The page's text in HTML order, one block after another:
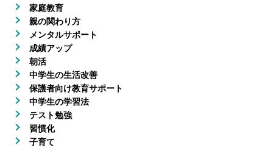
家庭教育
親の関わり方
メンタルサポート
成績アップ
朝活
中学生の生活改善
保護者向け教育サポート
中学生の学習法
テスト勉強
習慣化
子育て